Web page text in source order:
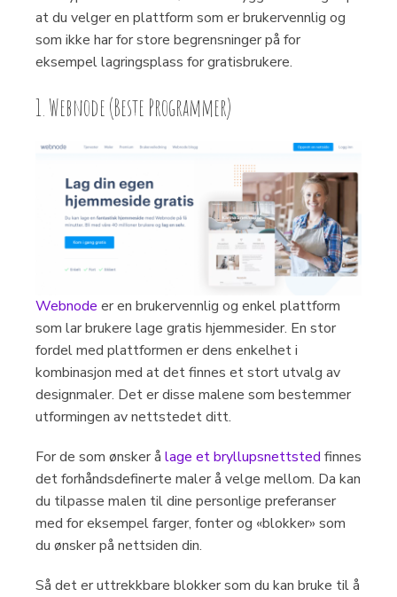
at du velger en plattform som er brukervennlig og
som ikke har for store begrensninger på for
eksempel lagringsplass for gratisbrukere.
1. Webnode (Beste Programmer)
Webnode er en brukervennlig og enkel plattform
som lar brukere lage gratis hjemmesider. En stor
fordel med plattformen er dens enkelhet i
kombinasjon med at det finnes et stort utvalg av
designmaler. Det er disse malene som bestemmer
utformingen av nettstedet ditt.
For de som ønsker å lage et bryllupsnettsted finnes
det forhåndsdefinerte maler å velge mellom. Da kan
du tilpasse malen til dine personlige preferanser
med for eksempel farger, fonter og «blokker» som
du ønsker på nettsiden din.
Så det er uttrekkbare blokker som du kan bruke til å